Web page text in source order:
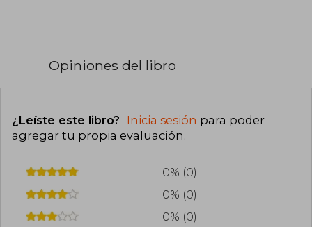
Opiniones del libro
¿Leíste este libro? Inicia sesión para poder
agregar tu propia evaluación.
0% (0)
0% (0)
0% (0)